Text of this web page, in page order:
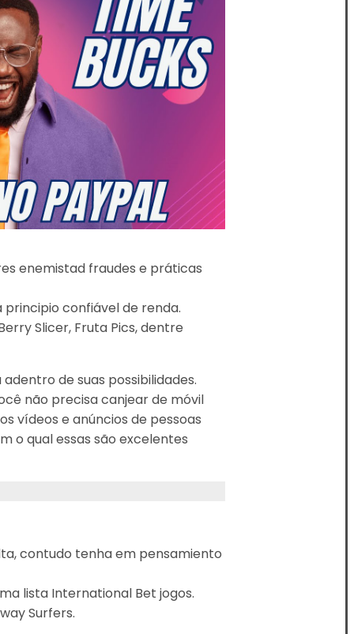
enemistad fraudes e práticas
confiável de renda.
Slicer, Fruta Pics, dentre
de suas possibilidades.
não precisa canjear de móvil
vídeos e anúncios de pessoas
o qual essas são excelentes
contudo tenha em pensamiento
lista International Bet jogos.
Surfers.